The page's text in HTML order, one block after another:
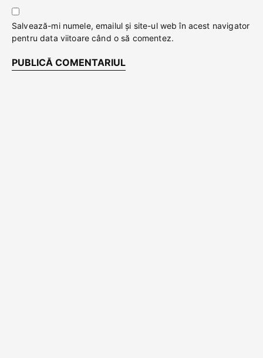
Salvează-mi numele, emailul și site-ul web în acest navigator
pentru data viitoare când o să comentez.